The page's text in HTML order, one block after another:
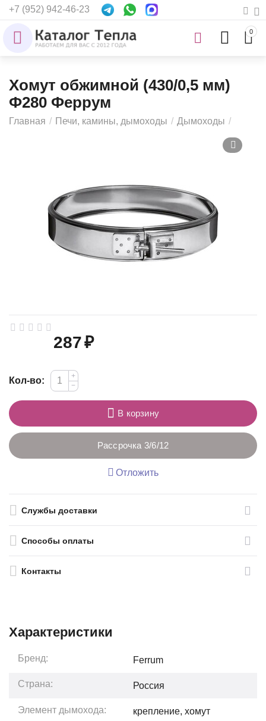
+7 (952) 942-46-23
0
Хомут обжимной (430/0,5 мм)
Ф280 Феррум
Главная / Печи, камины, дымоходы / Дымоходы /
287₽
Кол-во:
+
−
В корзину
Рассрочка 3/6/12
Отложить
Службы доставки
Способы оплаты
Контакты
Характеристики
Бренд: Ferrum
Страна: Россия
Элемент дымохода: крепление, хомут